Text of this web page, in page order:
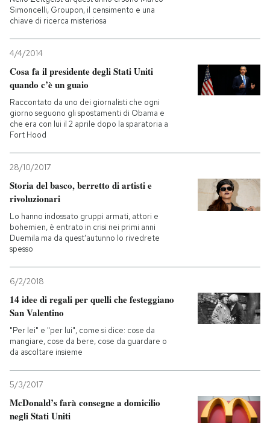
Simoncelli, Groupon, il censimento e una
chiave di ricerca misteriosa
4/4/2014
Cosa fa il presidente degli Stati Uniti
quando c’è un guaio
Raccontato da uno dei giornalisti che ogni
giorno seguono gli spostamenti di Obama e
che era con lui il 2 aprile dopo la sparatoria a
Fort Hood
28/10/2017
Storia del basco, berretto di artisti e
rivoluzionari
Lo hanno indossato gruppi armati, attori e
bohemien, è entrato in crisi nei primi anni
Duemila ma da quest'autunno lo rivedrete
spesso
6/2/2018
14 idee di regali per quelli che festeggiano
San Valentino
"Per lei" e "per lui", come si dice: cose da
mangiare, cose da bere, cose da guardare o
da ascoltare insieme
5/3/2017
McDonald’s farà consegne a domicilio
negli Stati Uniti